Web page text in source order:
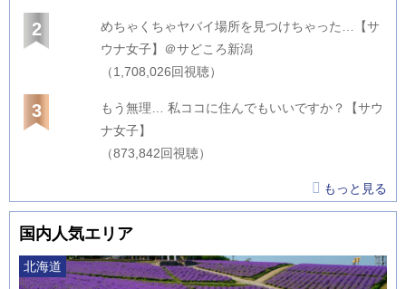
2
めちゃくちゃヤバイ場所を見つけちゃった…【サ
ウナ女子】＠サどころ新潟
（1,708,026回視聴）
3
もう無理… 私ココに住んでもいいですか？【サウ
ナ女子】
（873,842回視聴）
もっと見る
国内人気エリア
北海道